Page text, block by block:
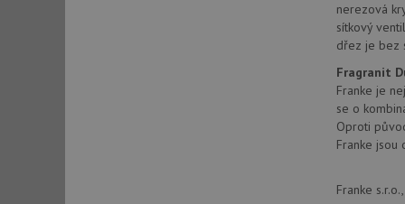
nerezová
sítkový
dřez je bez
Fragranit
Franke je
se o
Oproti
Franke jsou
Franke
Název
/
_ga_9T91YFLEPX
__Secure-YNID